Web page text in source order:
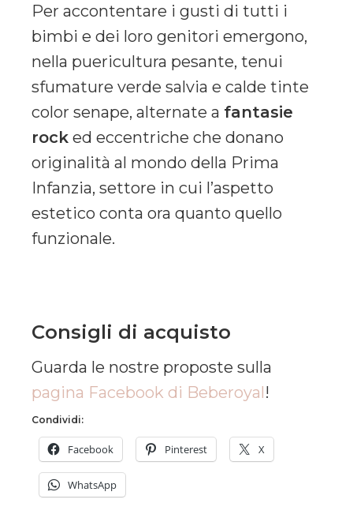
Per accontentare i gusti di tutti i
bimbi e dei loro genitori emergono,
nella puericultura pesante, tenui
sfumature verde salvia e calde tinte
color senape, alternate a fantasie
rock ed eccentriche che donano
originalità al mondo della Prima
Infanzia, settore in cui l’aspetto
estetico conta ora quanto quello
funzionale.
Consigli di acquisto
Guarda le nostre proposte sulla
pagina Facebook di Beberoyal!
Condividi:
Facebook Pinterest X
WhatsApp